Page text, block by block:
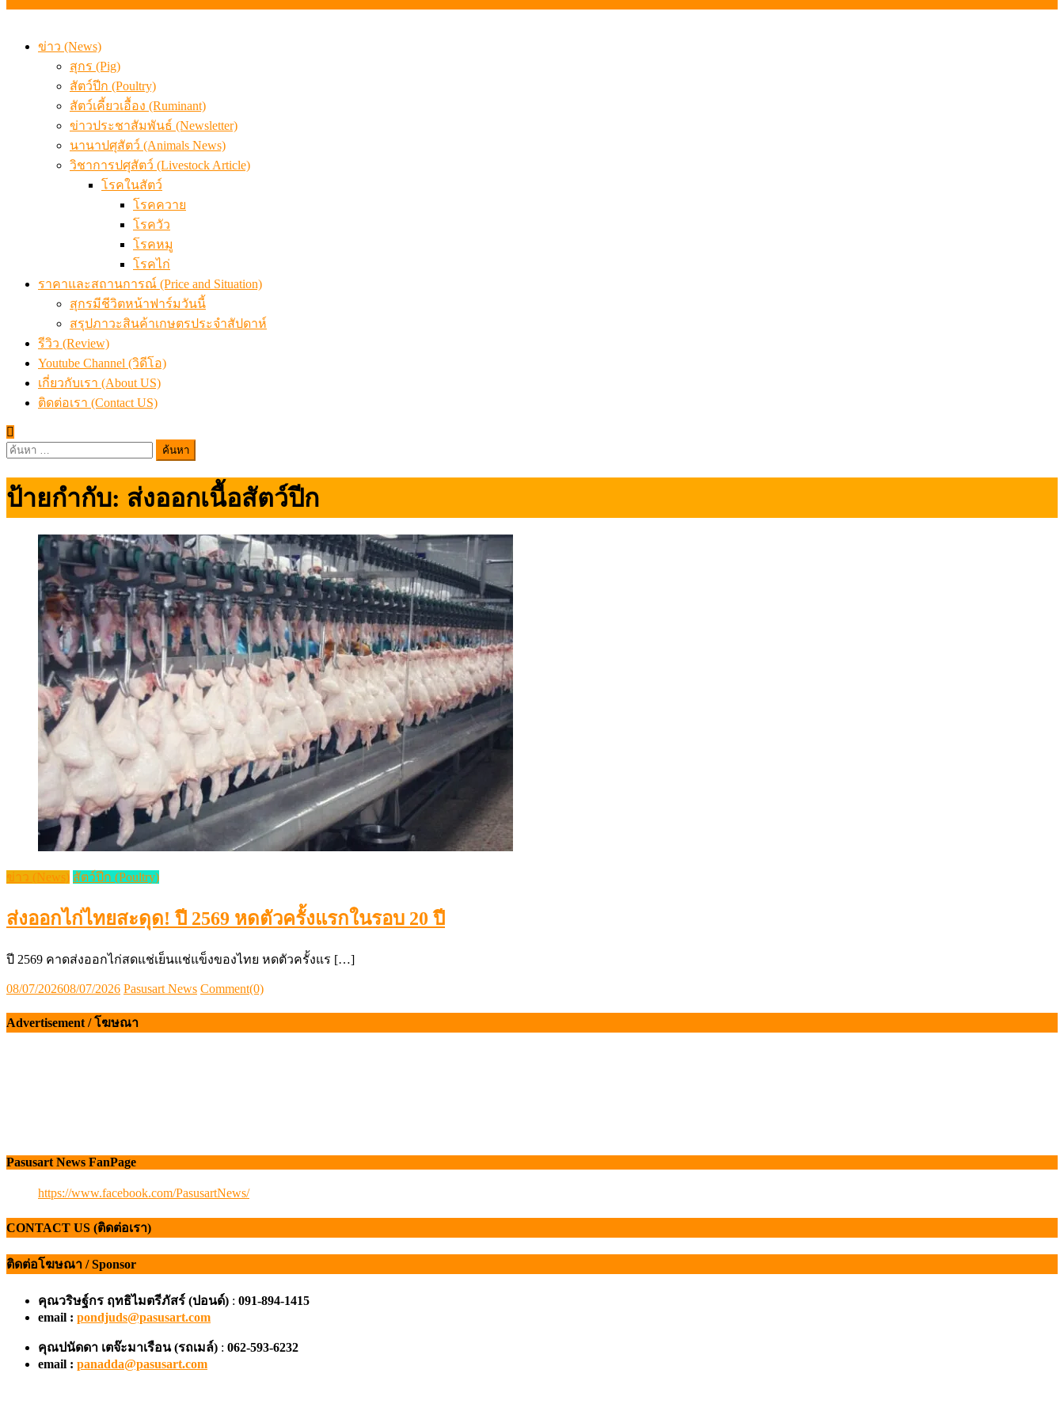
ข่าว (News)
สุกร (Pig)
สัตว์ปีก (Poultry)
สัตว์เคี้ยวเอื้อง (Ruminant)
ข่าวประชาสัมพันธ์ (Newsletter)
นานาปศุสัตว์ (Animals News)
วิชาการปศุสัตว์ (Livestock Article)
โรคในสัตว์
โรคควาย
โรควัว
โรคหมู
โรคไก่
ราคาและสถานการณ์ (Price and Situation)
สุกรมีชีวิตหน้าฟาร์มวันนี้
สรุปภาวะสินค้าเกษตรประจำสัปดาห์
รีวิว (Review)
Youtube Channel (วิดีโอ)
เกี่ยวกับเรา (About US)
ติดต่อเรา (Contact US)
ค้นหา
ป้ายกำกับ: ส่งออกเนื้อสัตว์ปีก
ข่าว (News) สัตว์ปีก (Poultry)
ส่งออกไก่ไทยสะดุด! ปี 2569 หดตัวครั้งแรกในรอบ 20 ปี
ปี 2569 คาดส่งออกไก่สดแช่เย็นแช่แข็งของไทย หดตัวครั้งแร […]
Posted
08/07/202608/07/2026 Author
Pasusart News Comment(0)
Advertisement / โฆษณา
Pasusart News FanPage
https://www.facebook.com/PasusartNews/
CONTACT US (ติดต่อเรา)
ติดต่อโฆษณา / Sponsor
คุณวริษฐ์กร ฤทธิไมตรีภัสร์ (ปอนด์) : 091-894-1415
email : pondjuds@pasusart.com
คุณปนัดดา เตจ๊ะมาเรือน (รถเมล์) : 062-593-6232
email : panadda@pasusart.com